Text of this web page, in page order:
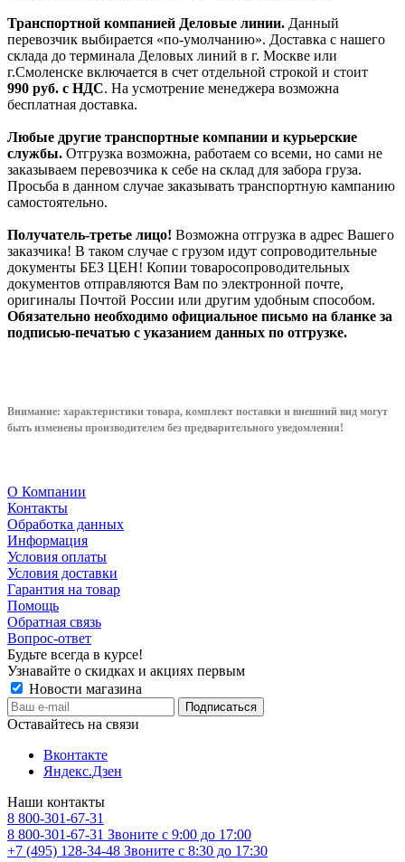
Транспортной компанией Деловые линии. Данный
перевозчик выбирается «по-умолчанию». Доставка с нашего
склада до терминала Деловых линий в г. Москве или
г.Смоленске включается в счет отдельной строкой и стоит
990 руб. с НДС. На усмотрение менеджера возможна
бесплатная доставка.
Любые другие транспортные компании и курьерские
службы. Отгрузка возможна, работаем со всеми, но сами не
заказываем перевозчика к себе на склад для забора груза.
Просьба в данном случае заказывать транспортную кампанию
самостоятельно.
Получатель-третье лицо! Возможна отгрузка в адрес Вашего
заказчика! В таком случае с грузом идут сопроводительные
документы БЕЗ ЦЕН! Копии товаросопроводительных
документов отправляются Вам по электронной почте,
оригиналы Почтой России или другим удобным способом.
Обязательно необходимо официальное письмо на бланке за
подписью-печатью с указанием данных по отгрузке.
Внимание: характеристики товара, комплект поставки и внешний вид могут
быть изменены производителем без предварительного уведомления!
О Компании
Контакты
Обработка данных
Информация
Условия оплаты
Условия доставки
Гарантия на товар
Помощь
Обратная связь
Вопрос-ответ
Будьте всегда в курсе!
Узнавайте о скидках и акциях первым
Новости магазина
Оставайтесь на связи
Вконтакте
Яндекс.Дзен
Наши контакты
8 800-301-67-31
8 800-301-67-31 Звоните с 9:00 до 17:00
+7 (495) 128-34-48 Звоните с 8:30 до 17:30